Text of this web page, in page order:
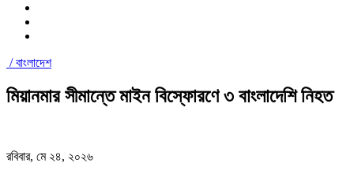
/বাংলাদেশ
মিয়ানমার সীমান্তে মাইন বিস্ফোরণে ৩ বাংলাদেশি নিহত
রবিবার, মে ২৪, ২০২৬